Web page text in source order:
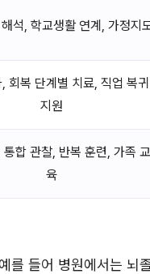
석, 학교생활 연계, 가정지
회복 단계별 치료, 직업 복귀
지원
통합 관찰, 반복 훈련, 가족 교
육
를 들어 병원에서는 뇌